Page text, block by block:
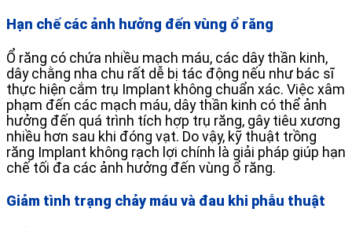
Hạn chế các ảnh hưởng đến vùng ổ răng
Ổ răng có chứa nhiều mạch máu, các dây thần kinh,
dây chằng nha chu rất dễ bị tác động nếu như bác sĩ
thực hiện cắm trụ Implant không chuẩn xác. Việc xâm
phạm đến các mạch máu, dây thần kinh có thể ảnh
hưởng đến quá trình tích hợp trụ răng, gây tiêu xương
nhiều hơn sau khi đóng vạt. Do vậy, kỹ thuật trồng
răng Implant không rạch lợi chính là giải pháp giúp hạn
chế tối đa các ảnh hưởng đến vùng ổ răng.
Giảm tình trạng chảy máu và đau khi phẫu thuật